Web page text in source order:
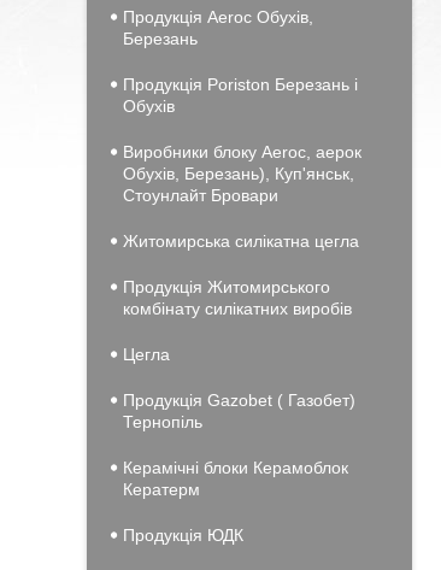
Продукція Aeroc Обухів,
Березань
Продукція Poriston Березань і
Обухів
Виробники блоку Aeroc, аерок
Обухів, Березань), Куп'янськ,
Стоунлайт Бровари
Житомирська силікатна цегла
Продукція Житомирського
комбінату силікатних виробів
Цегла
Продукція Gazobet ( Газобет)
Тернопіль
Керамічні блоки Керамоблок
Кератерм
Продукція ЮДК